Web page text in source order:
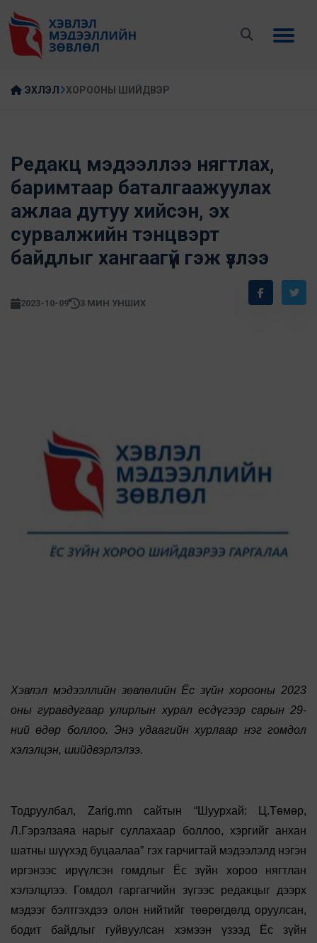
ЭХЛЭЛ ХОРООНЫ ШИЙДВЭР
Редакц мэдээллээ нягтлах,
баримтаар баталгаажуулах
ажлаа дутуу хийсэн, эх
сурвалжийн тэнцвэрт
байдлыг хангаагүй гэж үзлээ
2023-10-09 3 МИН УНШИХ
Хэвлэл мэдээллийн зөвлөлийн Ёс зүйн хорооны 2023
оны гуравдугаар улирлын хурал есдүгээр сарын 29-
ний өдөр боллоо. Энэ удаагийн хурлаар нэг гомдол
хэлэлцэн, шийдвэрлэлээ.
Тодруулбал, Zarig.mn сайтын “Шуурхай: Ц.Төмөр,
Л.Гэрэлзаяа нарыг суллахаар боллоо, хэргийг анхан
шатны шүүхэд буцаалаа” гэх гарчигтай мэдээлэлд нэгэн
иргэнээс ирүүлсэн гомдлыг Ёс зүйн хороо нягтлан
хэлэлцлээ. Гомдол гаргагчийн зүгээс редакцыг дээрх
мэдээг бэлтгэхдээ олон нийтийг төөрөгдөлд оруулсан,
бодит байдлыг гуйвуулсан хэмээн үзээд Ёс зүйн